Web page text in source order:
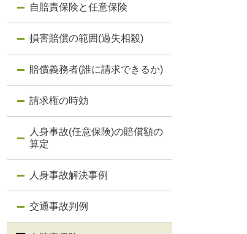
自賠責保険と任意保険
損害賠償の範囲(過失相殺)
賠償義務者(誰に請求できるか)
請求権の時効
人身事故(任意保険)の賠償額の
算定
人身事故解決事例
交通事故判例